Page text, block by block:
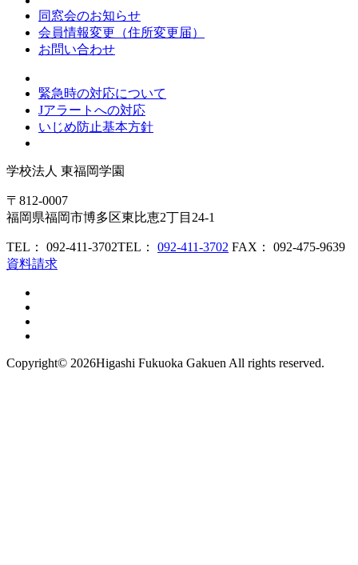
同窓会のお知らせ
会員情報変更（住所変更届）
お問い合わせ
緊急時の対応について
Jアラートへの対応
いじめ防止基本方針
学校法人 東福岡学園
〒812-0007
福岡県福岡市博多区東比恵2丁目24-1
TEL： 092-411-3702TEL： 092-411-3702 FAX： 092-475-9639
資料請求
Copyright© 2026Higashi Fukuoka Gakuen All rights reserved.